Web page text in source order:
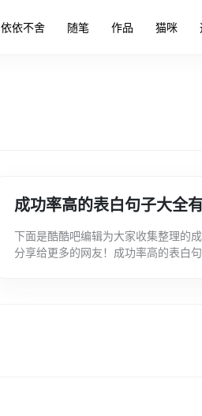
依依不舍 随笔 作品 猫咪
成功率高的表白句子大全
下面是酷酷吧编辑为大家收集整理的
分享给更多的网友！成功率高的表白